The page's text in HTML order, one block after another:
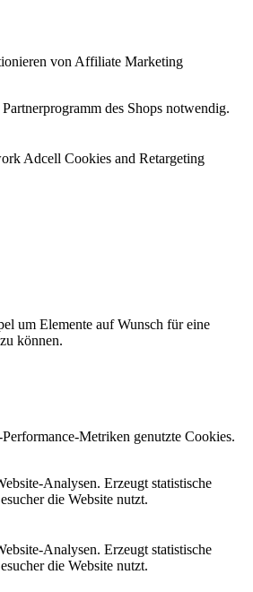
von Affiliate Marketing
des Shops notwendig.
Adcell Cookies and Retargeting
um Elemente auf Wunsch für eine
können.
Metriken genutzte Cookies.
Analysen. Erzeugt statistische
die Website nutzt.
Analysen. Erzeugt statistische
die Website nutzt.